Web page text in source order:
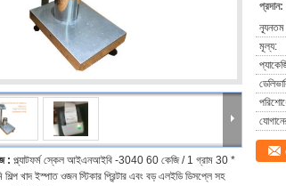
: প্ল্যাটফর্ম স্কেল আইএনআইবি -3040 60 কেজি / 1 গ্রাম 30 *
খাদ ইস্পাত ওজন স্টিকার প্রিন্টার এবং বড় এলইডি ডিসপ্লে সহ
প্রদান:
ন্যূনতম
মূল্য: